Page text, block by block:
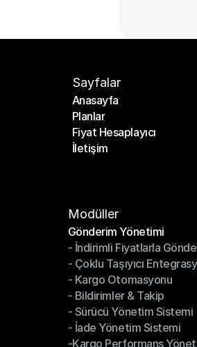
Sayfalar
Anasayfa
Anasayfa
Planlar
Planlar
Fiyat Hesaplayıcı
Fiyat Hesaplayıcı
İletişim
Modüller
Gönderim Yönetimi
Gönderim Yönetimi
- İndirimli Fiyatlarla
- İndirimli Fiyatlarla
- Çoklu Taşıyıcı
- Çoklu Taşıyıcı
- Kargo Otomasyonu
- Kargo Otomasyonu
- Bildirimler & Takip
- Bildirimler & Takip
- Sürücü Yönetim Sistemi
- Sürücü Yönetim Sistemi
- İade Yönetim Sistemi
- İade Yönetim Sistemi
-Kargo Performans